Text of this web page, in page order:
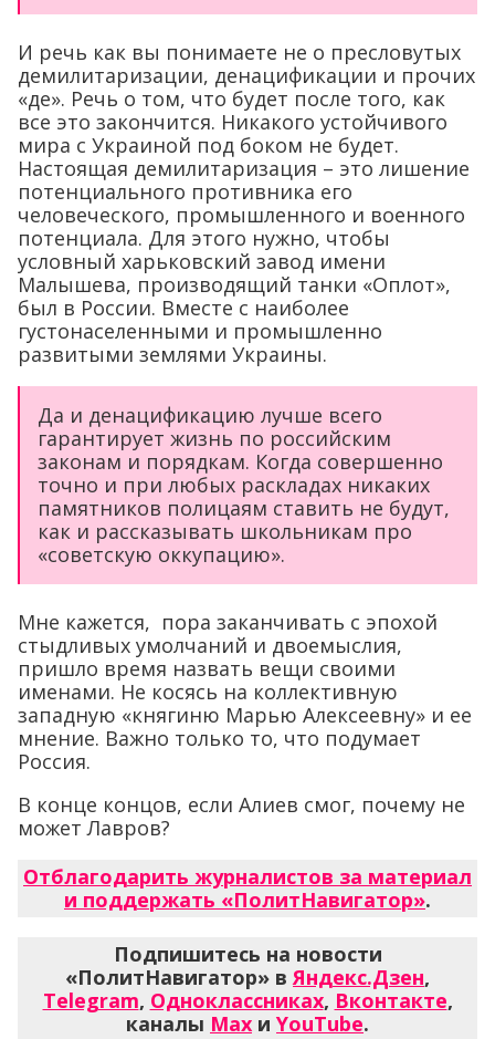
И речь как вы понимаете не о пресловутых
демилитаризации, денацификации и прочих
«де». Речь о том, что будет после того, как
все это закончится. Никакого устойчивого
мира с Украиной под боком не будет.
Настоящая демилитаризация – это лишение
потенциального противника его
человеческого, промышленного и военного
потенциала. Для этого нужно, чтобы
условный харьковский завод имени
Малышева, производящий танки «Оплот»,
был в России. Вместе с наиболее
густонаселенными и промышленно
развитыми землями Украины.
Да и денацификацию лучше всего
гарантирует жизнь по российским
законам и порядкам. Когда совершенно
точно и при любых раскладах никаких
памятников полицаям ставить не будут,
как и рассказывать школьникам про
«советскую оккупацию».
Мне кажется, пора заканчивать с эпохой
стыдливых умолчаний и двоемыслия,
пришло время назвать вещи своими
именами. Не косясь на коллективную
западную «княгиню Марью Алексеевну» и ее
мнение. Важно только то, что подумает
Россия.
В конце концов, если Алиев смог, почему не
может Лавров?
Отблагодарить журналистов за материал
и поддержать «ПолитНавигатор».
Подпишитесь на новости
«ПолитНавигатор» вЯндекс.Дзен,
Telegram, Одноклассниках, Вконтакте,
каналы Max и YouTube.